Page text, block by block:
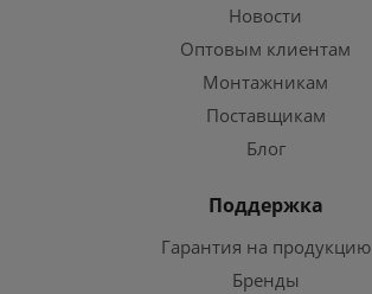
Новости
Оптовым клиентам
Монтажникам
Поставщикам
Блог
Поддержка
Гарантия на продукцию
Бренды